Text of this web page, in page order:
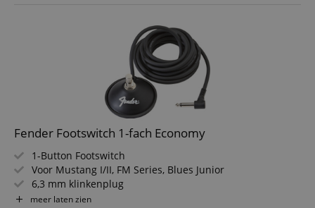
Fender Footswitch 1-fach Economy
1-Button Footswitch
Voor Mustang I/II, FM Series, Blues Junior
6,3 mm klinkenplug
Kabellengte: ca. 3,6 m
meer laten zien